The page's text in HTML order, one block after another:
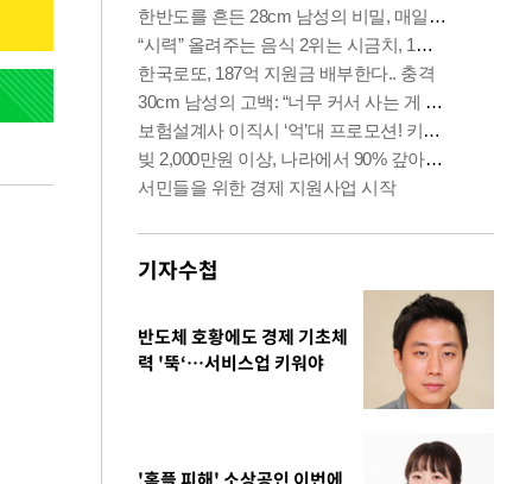
기자수첩
반도체 호황에도 경제 기초체
력 '뚝‘…서비스업 키워야